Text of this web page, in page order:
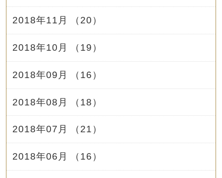
2018年11月 （20）
2018年10月 （19）
2018年09月 （16）
2018年08月 （18）
2018年07月 （21）
2018年06月 （16）